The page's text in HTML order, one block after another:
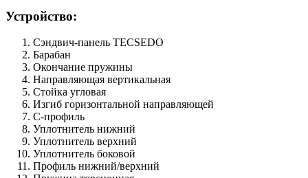
Устройство:
Сэндвич-панель TECSEDO
Барабан
Окончание пружины
Направляющая вертикальная
Стойка угловая
Изгиб горизонтальной направляющей
С-профиль
Уплотнитель нижний
Уплотнитель верхний
Уплотнитель боковой
Профиль нижний/верхний